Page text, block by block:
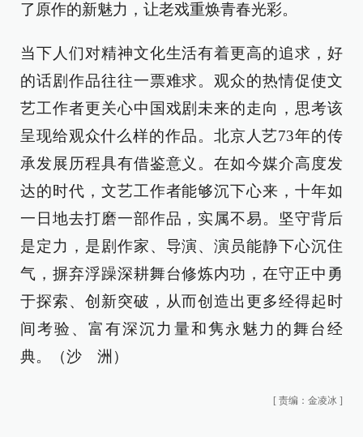
了原作的新魅力，让老戏重焕青春光彩。
当下人们对精神文化生活有着更高的追求，好
的话剧作品往往一票难求。观众的热情促使文
艺工作者更关心中国戏剧未来的走向，思考该
呈现给观众什么样的作品。北京人艺73年的传
承发展历程具有借鉴意义。在如今媒介高度发
达的时代，文艺工作者能够沉下心来，十年如
一日地去打磨一部作品，实属不易。坚守背后
是定力，是剧作家、导演、演员能静下心沉住
气，摒弃浮躁深耕舞台修炼内功，在守正中勇
于探索、创新突破，从而创造出更多经得起时
间考验、富有深沉力量和隽永魅力的舞台经
典。（沙 洲）
[ 责编：金凌冰 ]